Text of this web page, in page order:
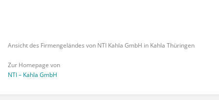
Ansicht des Firmengeländes von NTI Kahla GmbH in Kahla Thüringen
Zur Homepage von
NTI – Kahla GmbH